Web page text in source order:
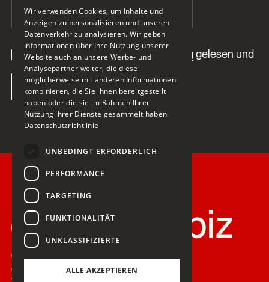
Ich habe dieDatenschutzerklärunggelesen und
verstanden.
Christian
Gartmann AG
Wir verwenden Cookies, um Inhalte und
Anzeigen zu personalisieren und unseren
Datenverkehr zu analysieren. Wir geben
Informationen über Ihre Nutzung unserer
Website auch an unsere Werbe- und
Analysepartner weiter, die diese
möglicherweise mit anderen Informationen
kombinieren, die Sie ihnen bereitgestellt
haben oder die sie im Rahmen Ihrer
Nutzung ihrer Dienste gesammelt haben.
Datenschutzrichtlinie
UNBEDINGT ERFORDERLICH
PERFORMANCE
TARGETING
FUNKTIONALITÄT
UNKLASSIFIZIERTE
ALLE AKZEPTIEREN